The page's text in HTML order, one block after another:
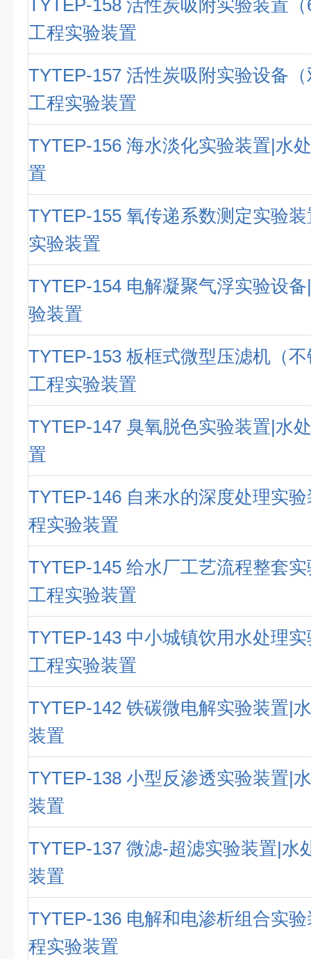
TYTEP-158 活性炭吸附实验装置
工程实验装置
TYTEP-157 活性炭吸附实验设备
工程实验装置
TYTEP-156 海水淡化实验装置|水
置
TYTEP-155 氧传递系数测定实验
实验装置
TYTEP-154 电解凝聚气浮实验设
验装置
TYTEP-153 板框式微型压滤机（
工程实验装置
TYTEP-147 臭氧脱色实验装置|水
置
TYTEP-146 自来水的深度处理实
程实验装置
TYTEP-145 给水厂工艺流程整套
工程实验装置
TYTEP-143 中小城镇饮用水处理
工程实验装置
TYTEP-142 铁碳微电解实验装置|
装置
TYTEP-138 小型反渗透实验装置|
装置
TYTEP-137 微滤-超滤实验装置|水
装置
TYTEP-136 电解和电渗析组合实
程实验装置